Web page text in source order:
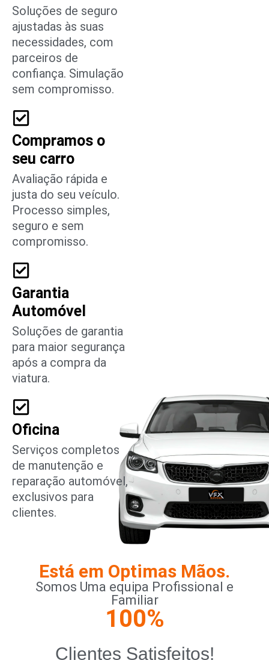
Soluções de seguro
ajustadas às suas
necessidades, com
parceiros de
confiança. Simulação
sem compromisso.
Compramos o
seu carro
Avaliação rápida e
justa do seu veículo.
Processo simples,
seguro e sem
compromisso.
Garantia
Automóvel
Soluções de garantia
para maior segurança
após a compra da
viatura.
Oficina
Serviços completos
de manutenção e
reparação automóvel,
exclusivos para
clientes.
Está em Optimas Mãos.
Somos Uma equipa Profissional e
Familiar
Clientes Satisfeitos!
100%